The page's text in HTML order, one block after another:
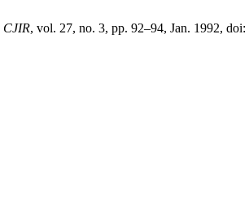
CJIR, vol. 27, no. 3, pp. 92–94, Jan. 1992, doi: